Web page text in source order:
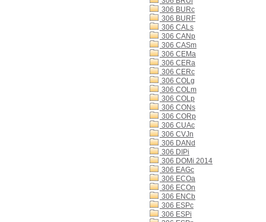
306 BURc
306 BURF
306 CALs
306 CANp
306 CASm
306 CEMa
306 CERa
306 CERc
306 COLg
306 COLm
306 COLp
306 CONs
306 CORp
306 CUAc
306 CVJn
306 DANd
306 DIPi
306 DOMi 2014
306 EAGc
306 ECOa
306 ECOn
306 ENCb
306 ESPc
306 ESPi